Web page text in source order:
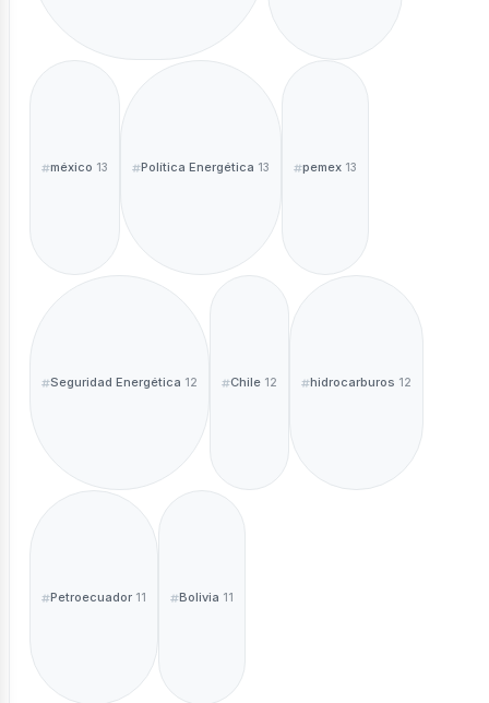
méxico 13 Política Energética 13 pemex 13
Seguridad Energética 12 Chile 12 hidrocarburos 12
Petroecuador 11 Bolivia 11